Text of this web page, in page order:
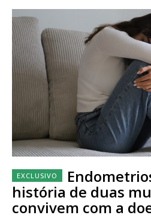
história de duas
convivem com a